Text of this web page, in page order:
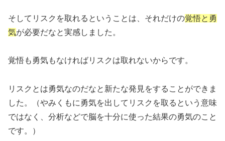
そしてリスクを取れるということは、それだけの覚悟と勇
気が必要だなと実感しました。
覚悟も勇気もなければリスクは取れないからです。
リスクとは勇気なのだなと新たな発見をすることができま
した。（やみくもに勇気を出してリスクを取るという意味
ではなく、分析などで脳を十分に使った結果の勇気のこと
です。）